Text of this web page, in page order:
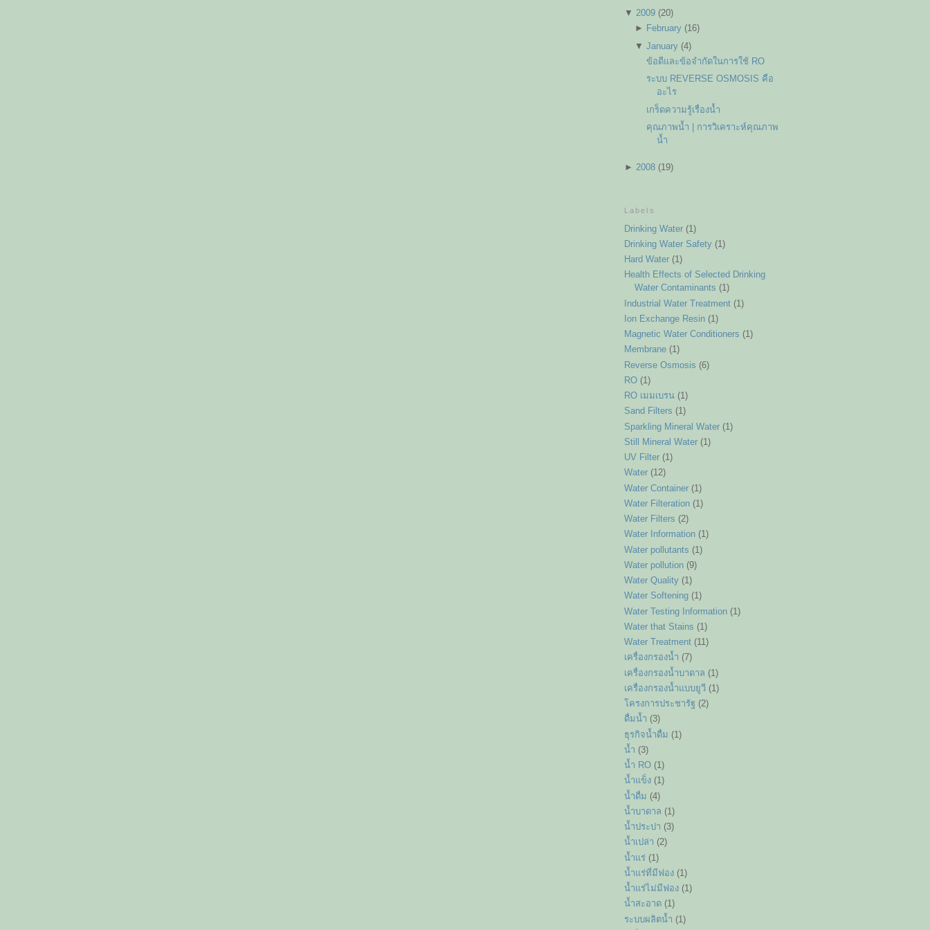
▼ 2009(20)
► February (16)
▼January (4)
ข้อดีและข้อจำกัดในการใช้ RO
ระบบ REVERSE OSMOSIS คือ
อะไร
เกร็ดความรู้เรื่องน้ำ
คุณภาพน้ำ | การวิเคราะห์คุณภาพ
น้ำ
► 2008(19)
Labels
Drinking Water(1)
Drinking Water Safety(1)
Hard Water(1)
Health Effects of Selected Drinking
Water Contaminants (1)
Industrial Water Treatment(1)
Ion Exchange Resin(1)
Magnetic Water Conditioners (1)
Membrane(1)
Reverse Osmosis (6)
RO(1)
RO เมมเบรน(1)
Sand Filters (1)
Sparkling Mineral Water(1)
Still Mineral Water(1)
UV Filter(1)
Water(12)
Water Container(1)
Water Filteration(1)
Water Filters (2)
Water Information(1)
Water pollutants (1)
Water pollution(9)
Water Quality(1)
Water Softening(1)
Water Testing Information(1)
Water that Stains (1)
Water Treatment(11)
เครื่องกรองน้ำ (7)
เครื่องกรองน้ำบาดาล (1)
เครื่องกรองน้ำแบบยูวี(1)
โครงการประชารัฐ(2)
ดื่มน้ำ (3)
ธุรกิจน้ำดื่ม (1)
น้ำ (3)
น้ำ RO(1)
น้ำแข็ง(1)
น้ำดื่ม (4)
น้ำบาดาล (1)
น้ำประปา (3)
น้ำเปล่า (2)
น้ำแร่(1)
น้ำแร่ที่มีฟอง(1)
น้ำแร่ไม่มีฟอง(1)
น้ำสะอาด(1)
ระบบผลิตน้ำ (1)